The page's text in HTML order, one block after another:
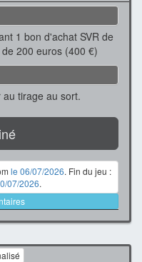
1 bon d'achat SVR de
200 euros (400 €)
tirage au sort.
le 06/07/2026. Fin du jeu :
07/2026.